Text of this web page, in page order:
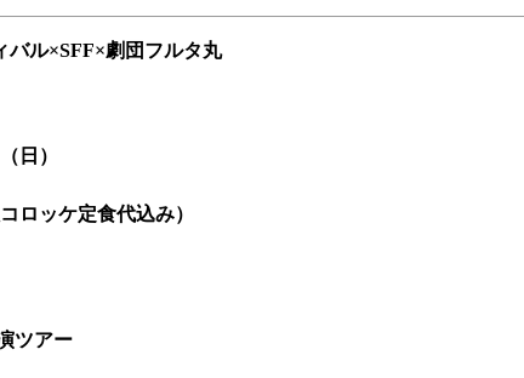
ル×SFF×劇団フルタ丸
日）
ロッケ定食代込み）
ツアー